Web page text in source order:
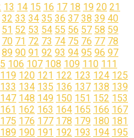
13 14 15 16 17 18 19 20 21
32 33 34 35 36 37 38 39 40
51 52 53 54 55 56 57 58 59
70 71 72 73 74 75 76 77 78
89 90 91 92 93 94 95 96 97
106 107 108 109 110 111
119 120 121 122 123 124 125
133 134 135 136 137 138 139
147 148 149 150 151 152 153
161 162 163 164 165 166 167
175 176 177 178 179 180 181
189 190 191 192 193 194 195